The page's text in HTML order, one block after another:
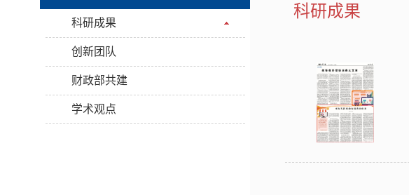
科研成果
创新团队
财政部共建
学术观点
科研成果